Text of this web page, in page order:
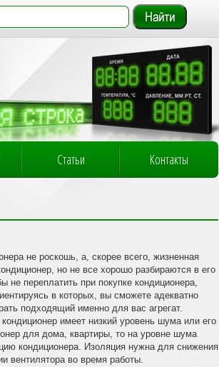
Статьи Контакты
не роскошь, а, скорее всего, жизненная
но не все хорошо разбираются в его
не переплатить при покупке кондиционера,
в которых, вы сможете адекватно
подходящий именно для вас агрегат.
имеет низкий уровень шума или его
для дома, квартиры, то на уровне шума
кондиционера. Изоляция нужна для снижения
вентилятора во время работы.